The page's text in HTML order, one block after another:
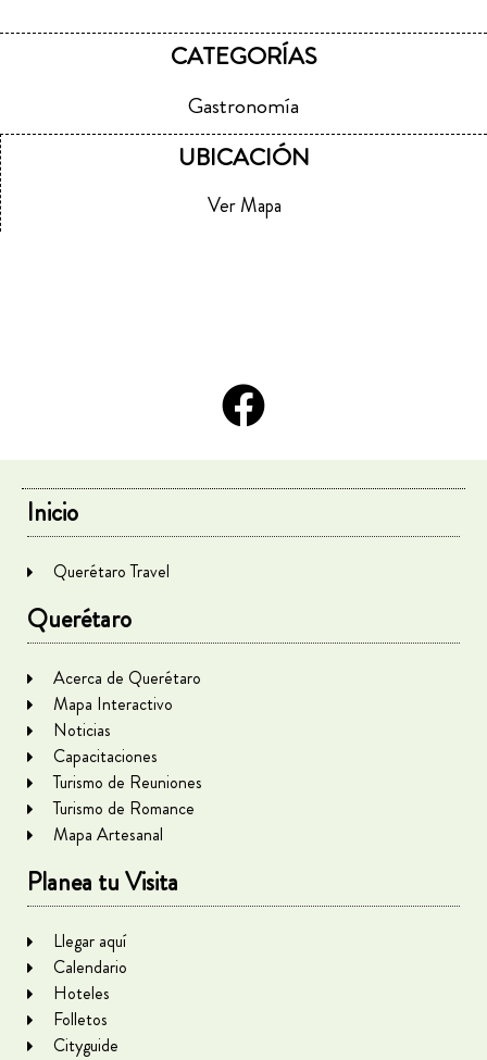
CATEGORÍAS
Gastronomía
UBICACIÓN
Ver Mapa
Inicio
Querétaro Travel
Querétaro
Acerca de Querétaro
Mapa Interactivo
Noticias
Capacitaciones
Turismo de Reuniones
Turismo de Romance
Mapa Artesanal
Planea tu Visita
Llegar aquí
Calendario
Hoteles
Folletos
Cityguide